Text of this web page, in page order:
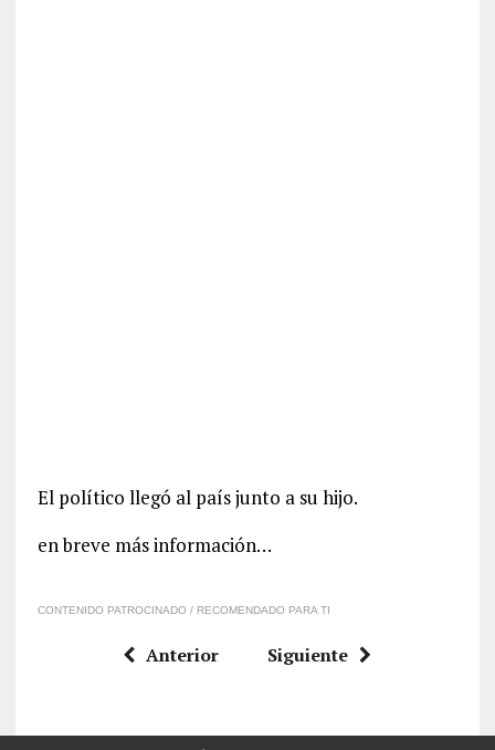
El político llegó al país junto a su hijo.
en breve más información…
CONTENIDO PATROCINADO / RECOMENDADO PARA TI
Anterior Siguiente